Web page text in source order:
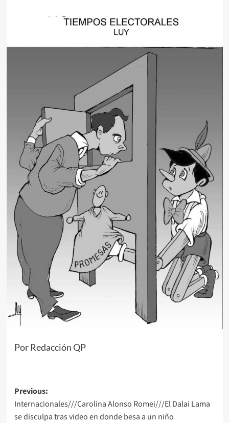
Por Redacción QP
Post
navigation
Previous:
Internacionales///Carolina Alonso Romei///El Dalai Lama
se disculpa tras video en donde besa a un niño